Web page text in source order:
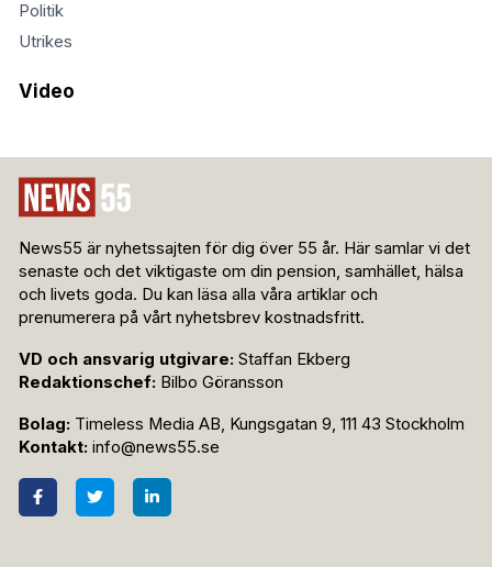
Politik
Utrikes
Video
News55 är nyhetssajten för dig över 55 år. Här samlar vi det
senaste och det viktigaste om din pension, samhället, hälsa
och livets goda. Du kan läsa alla våra artiklar och
prenumerera på vårt nyhetsbrev kostnadsfritt.
VD och ansvarig utgivare: Staffan Ekberg
Redaktionschef: Bilbo Göransson
Bolag: Timeless Media AB, Kungsgatan 9, 111 43 Stockholm
Kontakt: info@news55.se